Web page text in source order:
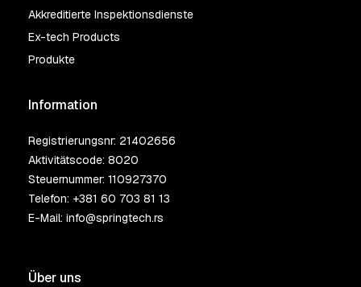
Akkreditierte Inspektionsdienste
Ex-tech Products
Produkte
Information
Registrierungsnr: 21402656
Aktivitätscode: 8020
Steuernummer: 110927370
Telefon: +381 60 703 81 13
E-Mail: info@springtech.rs
Über uns